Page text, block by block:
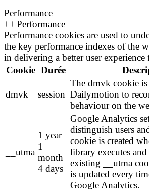
Performance
Performance
Performance cookies are used to
the key performance indexes of the
in delivering a better user
Cookie Durée
dmvk session
The dmvk cookie is
Dailymotion to
behaviour on the
__utma
1 year
1
month
4 days
Google Analytics
distinguish users
cookie is created
library executes and
existing __utma
is updated every
Google Analytics.